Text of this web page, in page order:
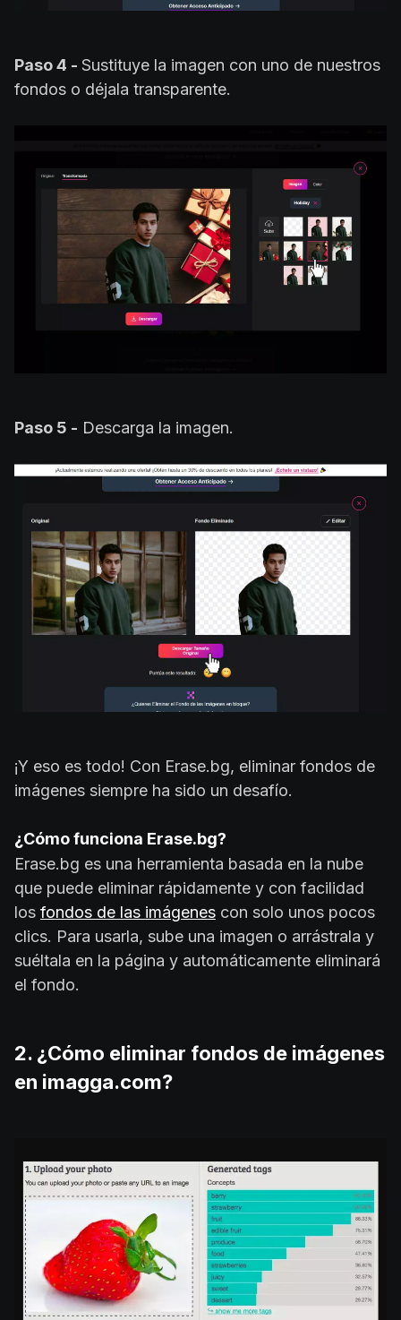
Paso 4 - Sustituye la imagen con uno de nuestros
fondos o déjala transparente.
Paso 5 - Descarga la imagen.
¡Y eso es todo! Con Erase.bg, eliminar fondos de
imágenes siempre ha sido un desafío.
¿Cómo funciona Erase.bg?
Erase.bg es una herramienta basada en la nube
que puede eliminar rápidamente y con facilidad
los fondos de las imágenes con solo unos pocos
clics. Para usarla, sube una imagen o arrástrala y
suéltala en la página y automáticamente eliminará
el fondo.
2. ¿Cómo eliminar fondos de imágenes
en imagga.com?